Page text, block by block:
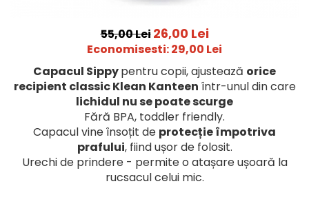
Olite si reductoare
BABIATORS
55,00 Lei26,00 Lei
Economisesti:29,00 Lei
Capacul Sippypentru copii, ajustează orice
recipient classic Klean Kanteen într-unul din care
lichidul nu se poate scurge
Fără BPA, toddler friendly.
Capacul vine însoțit de protecție împotriva
prafului, fiind ușor de folosit.
Urechi de prindere - permite o atașare ușoară la
rucsacul celui mic.